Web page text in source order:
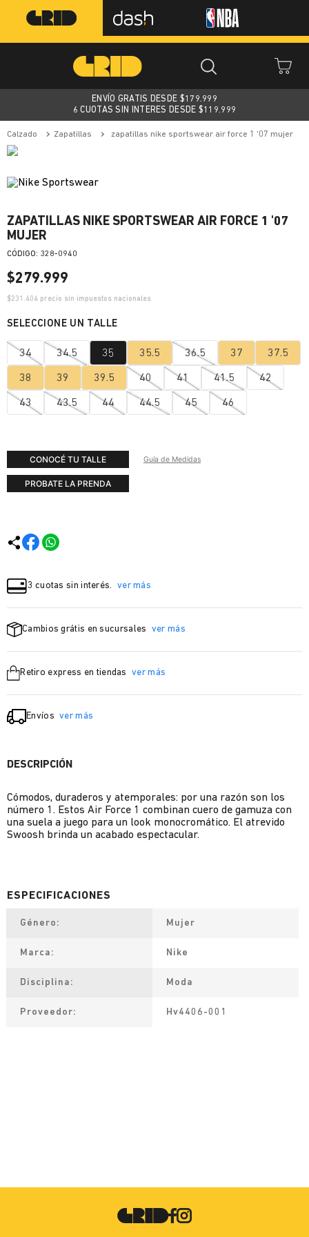
ENVÍO GRATIS DESDE $179.999
6 CUOTAS SIN INTERES DESDE $119.999
calzado zapatillas zapatillas nike sportswear air force 1 '07 mujer
ZAPATILLAS NIKE SPORTSWEAR AIR FORCE 1 '07
MUJER
: 328-0940
$279.999
$231.404 precio sin impuestos nacionales
34 34.5 35 35.5 36.5 37 37.5
38 39 39.5 40 41 41.5 42
43 43.5 44 44.5 45 46
CONOCÉ TU TALLE Guía de Medidas
PROBATE LA PRENDA
3 cuotas sin interés. ver más
Cambios grátis en sucursales ver más
Retiro express en tiendas ver más
Envíos ver más
DESCRIPCIÓN
Cómodos, duraderos y atemporales: por una razón son los
número 1. Estos Air Force 1 combinan cuero de gamuza con
una suela a juego para un look monocromático. El atrevido
Swoosh brinda un acabado espectacular.
Género Mujer
Marca Nike
Disciplina Moda
Proveedor Hv4406-001